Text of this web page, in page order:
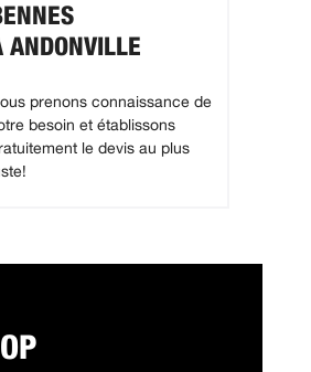
ANDONVILLE
prenons connaissance de
besoin et établissons
le devis au plus